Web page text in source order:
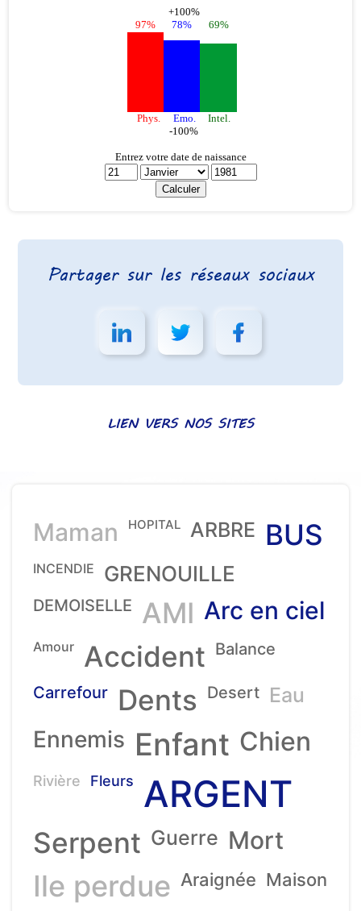
Partager sur les réseaux sociaux
LIEN VERS NOS SITES
Maman HOPITAL ARBRE BUS
INCENDIE GRENOUILLE
DEMOISELLE AMI Arc en ciel
Amour Accident Balance
Carrefour Dents Desert Eau
Ennemis Enfant Chien
Rivière Fleurs ARGENT
Serpent Guerre Mort
Ile perdue Araignée Maison